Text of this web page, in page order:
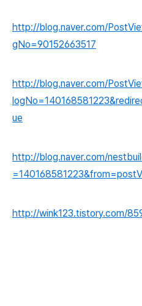
http://blog.naver.com/
gNo=90152663517
http://blog.naver.com/
ue
http://blog.naver.com/
http://wink123.tistory.com/